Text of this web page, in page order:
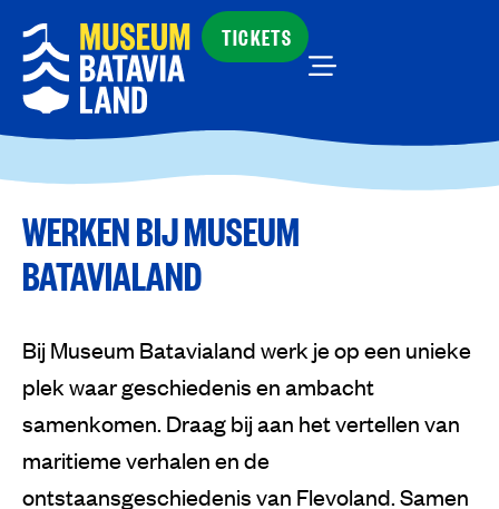
TICKETS
WERKEN BIJ MUSEUM
BATAVIALAND
Bij Museum Batavialand werk je op een unieke
plek waar geschiedenis en ambacht
samenkomen. Draag bij aan het vertellen van
maritieme verhalen en de
ontstaansgeschiedenis van Flevoland. Samen